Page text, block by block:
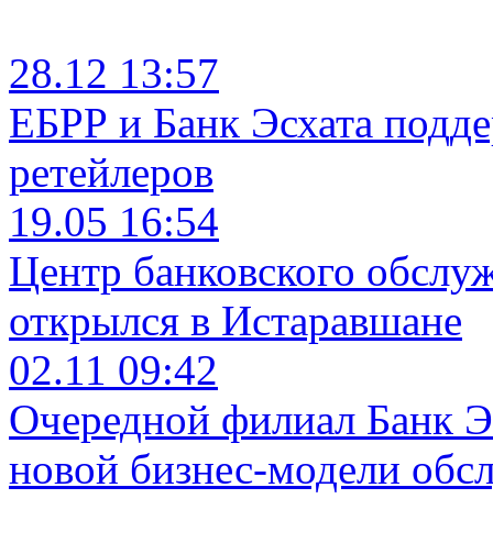
28.12 13:57
ЕБРР и Банк Эсхата
ретейлеров
19.05 16:54
Центр банковского
открылся в Истаравшане
02.11 09:42
Очередной филиал Банк
новой бизнес-модели